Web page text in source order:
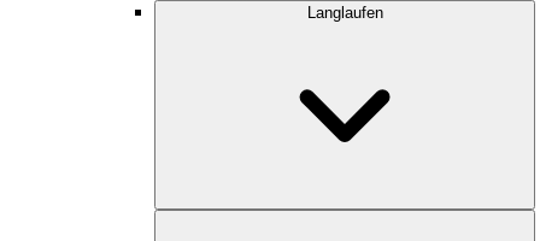
Langlaufen